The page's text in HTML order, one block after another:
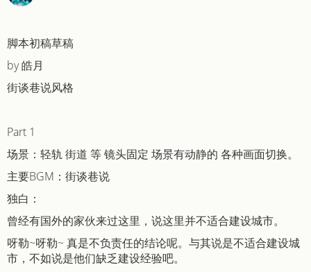
脚本初稿草稿
by 皓月
街谈巷说风格
Part 1
场景：轻轨 街道 等 镜头固定 场景有动静的 各种画面切换。
主要BGM：街谈巷说
独白：
曾经有国外的家伙来过这里，说这里并不适合建设城市。
呀勒~呀勒~ 真是不负责任的结论呢。与其说是不适合建设城
市，不如说是他们缺乏建设经验吧。